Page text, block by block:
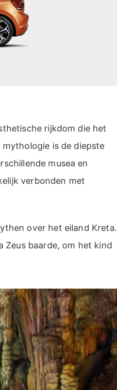
rijkdom die het
is de diepste
musea en
verbonden met
over het eiland Kreta.
Zeus baarde, om het kind